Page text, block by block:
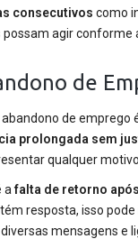
consecutivos como
agir conforme
de
de
prolongada sem
qualquer
afalta de retorno
resposta, isso
mensagens e